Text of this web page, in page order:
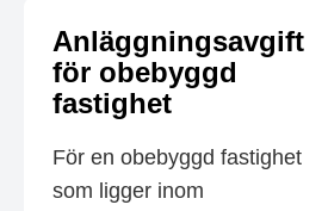
Anläggningsavgift
för obebyggd
fastighet
För en obebyggd fastighet
som ligger inom